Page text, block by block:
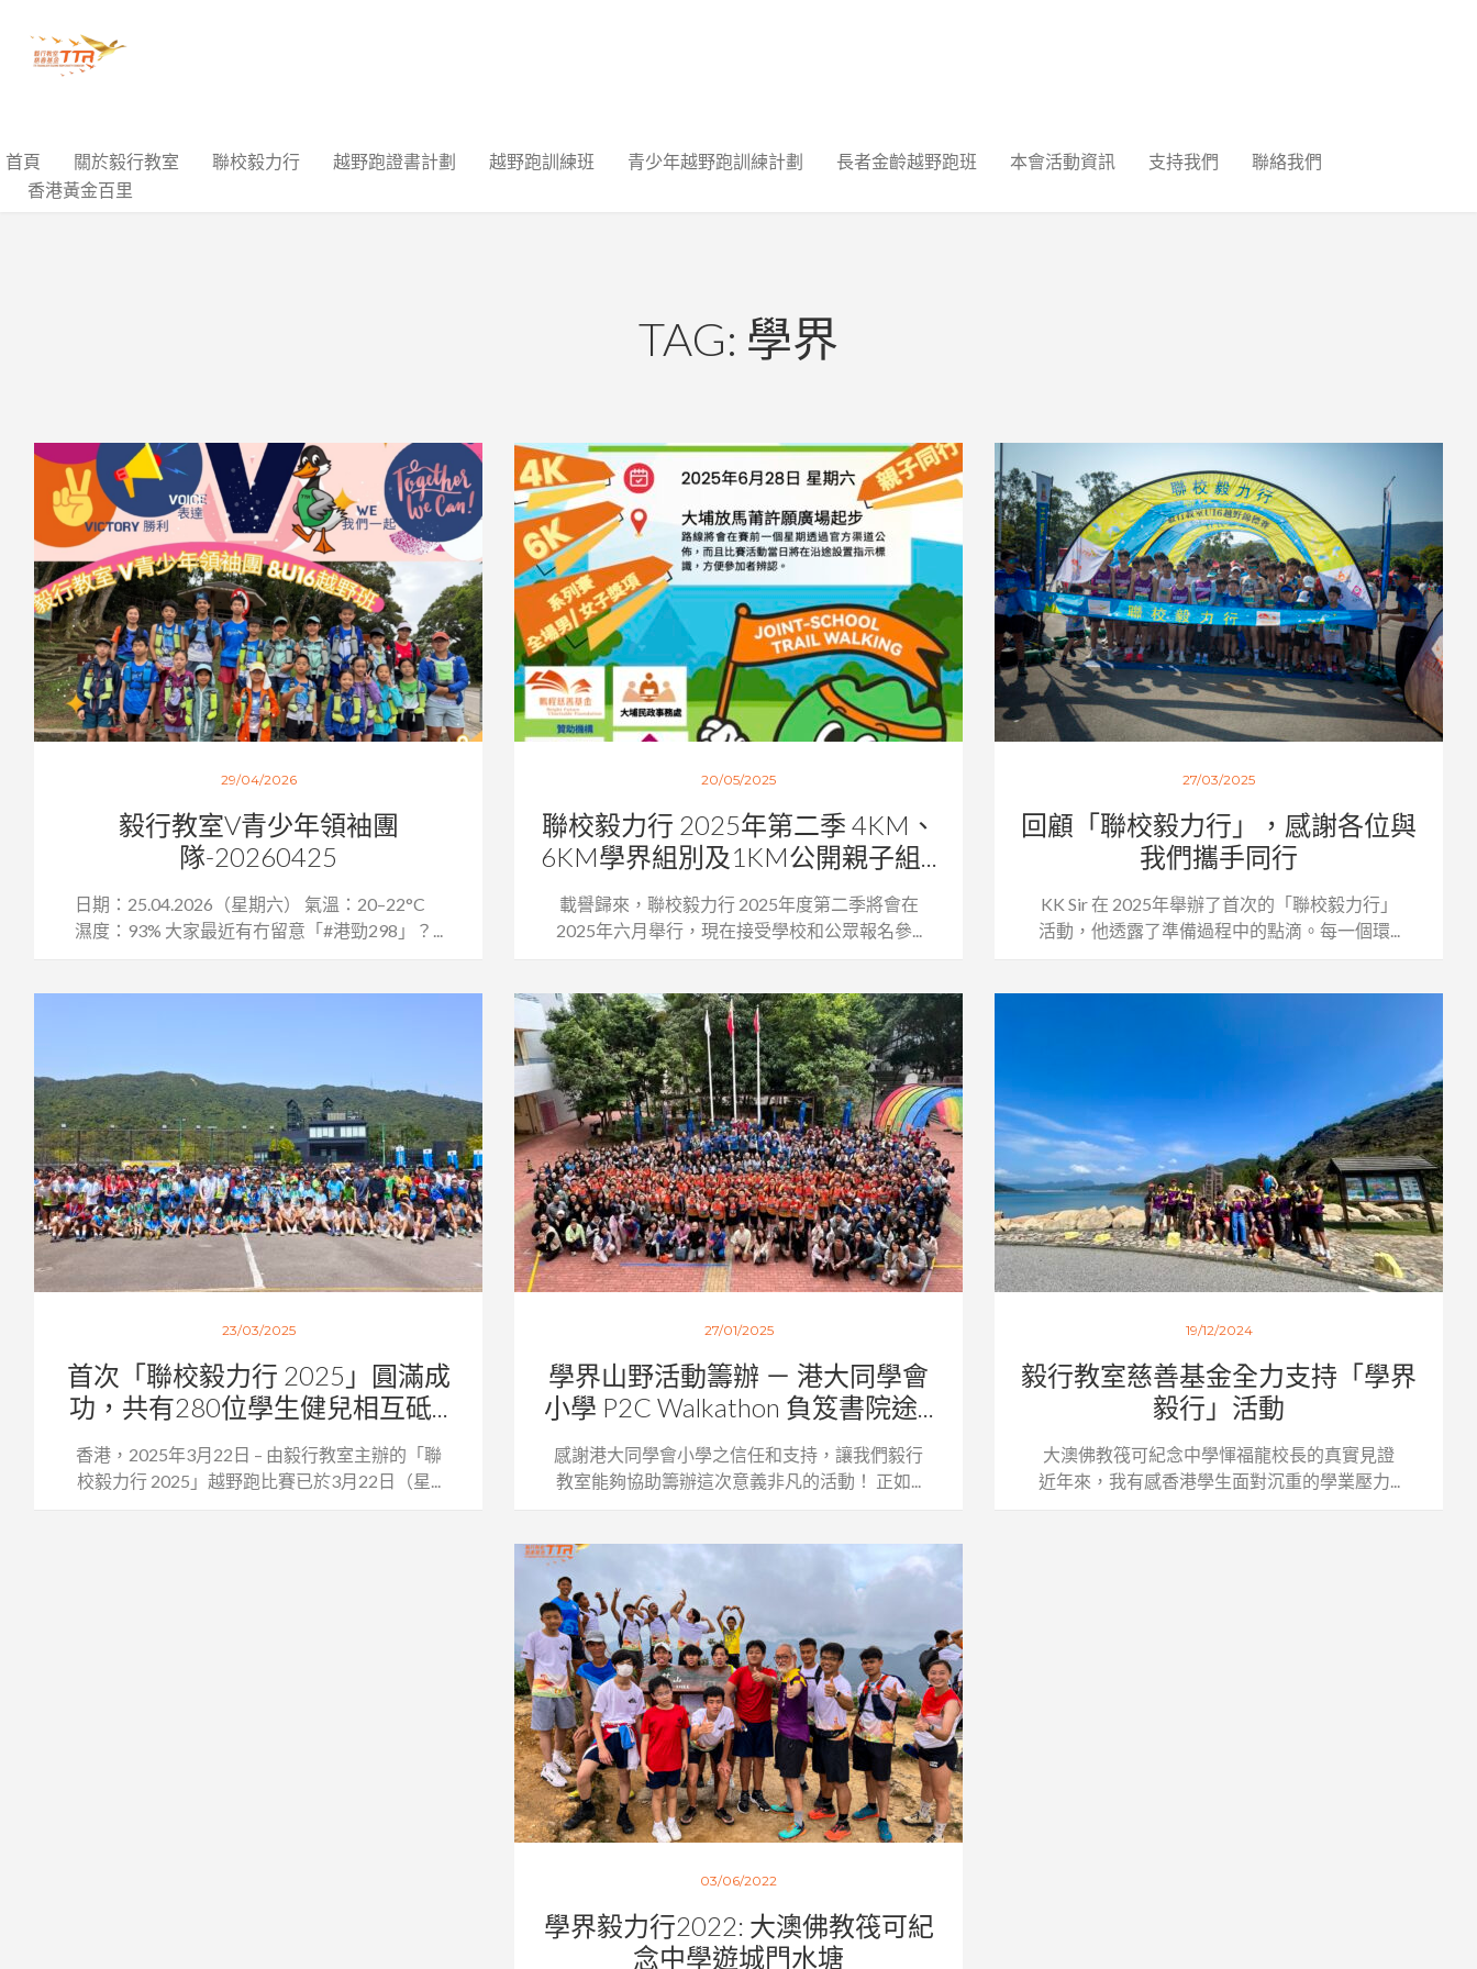
首頁 關於毅行教室 聯校毅力行 越野跑證書計劃 越野跑訓練班 青少年越野跑訓練計劃 長者金齡越野跑班 本會活動資訊 支持我們
聯絡我們
香港黃金百里
TAG: 學界
29/04/2026
毅行教室V青少年領袖團
隊-20260425
日期：25.04.2026（星期六） 氣溫：20–22°C
濕度：93% 大家最近有冇留意「#港勁298」？...
20/05/2025
聯校毅力行 2025年第二季 4KM、
6KM學界組別及1KM公開親子組...
載譽歸來，聯校毅力行 2025年度第二季將會在
2025年六月舉行，現在接受學校和公眾報名參...
27/03/2025
回顧「聯校毅力行」，感謝各位與
我們攜手同行
KK Sir 在 2025年舉辦了首次的「聯校毅力行」
活動，他透露了準備過程中的點滴。每一個環...
23/03/2025
首次「聯校毅力行 2025」圓滿成
功，共有280位學生健兒相互砥...
香港，2025年3月22日 – 由毅行教室主辦的「聯
校毅力行 2025」越野跑比賽已於3月22日（星...
27/01/2025
學界山野活動籌辦 － 港大同學會
小學 P2C Walkathon 負笈書院途...
感謝港大同學會小學之信任和支持，讓我們毅行
教室能夠協助籌辦這次意義非凡的活動！ 正如...
19/12/2024
毅行教室慈善基金全力支持「學界
毅行」活動
大澳佛教筏可紀念中學惲福龍校長的真實見證
近年來，我有感香港學生面對沉重的學業壓力...
03/06/2022
學界毅力行2022: 大澳佛教筏可紀
念中學遊城門水塘